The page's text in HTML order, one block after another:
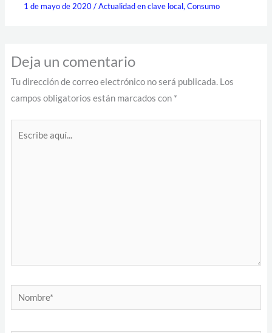
1 de mayo de 2020/Actualidad en clave local,Consumo
Deja un comentario
Tu dirección de correo electrónico no será publicada. Los
campos obligatorios están marcados con *
Nombre*